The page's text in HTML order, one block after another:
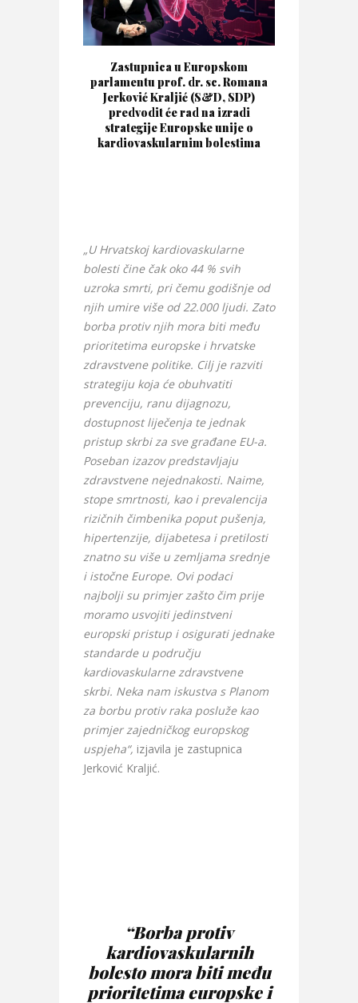
Zastupnica u Europskom
parlamentu prof. dr. sc. Romana
Jerković Kraljić (S&D, SDP)
predvodit će rad na izradi
strategije Europske unije o
kardiovaskularnim bolestima
„U Hrvatskoj kardiovaskularne
bolesti čine čak oko 44 % svih
uzroka smrti, pri čemu godišnje od
njih umire više od 22.000 ljudi. Zato
borba protiv njih mora biti među
prioritetima europske i hrvatske
zdravstvene politike. Cilj je razviti
strategiju koja će obuhvatiti
prevenciju, ranu dijagnozu,
dostupnost liječenja te jednak
pristup skrbi za sve građane EU-a.
Poseban izazov predstavljaju
zdravstvene nejednakosti. Naime,
stope smrtnosti, kao i prevalencija
rizičnih čimbenika poput pušenja,
hipertenzije, dijabetesa i pretilosti
znatno su više u zemljama srednje
i istočne Europe. Ovi podaci
najbolji su primjer zašto čim prije
moramo usvojiti jedinstveni
europski pristup i osigurati jednake
standarde u području
kardiovaskularne zdravstvene
skrbi. Neka nam iskustva s Planom
za borbu protiv raka posluže kao
primjer zajedničkog europskog
uspjeha“, izjavila je zastupnica
Jerković Kraljić.
“Borba protiv
kardiovaskularnih
bolesto mora biti među
prioritetima europske i